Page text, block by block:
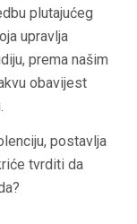
plutajućeg
upravlja
prema našim
obavijest
postavlja
tvrditi da